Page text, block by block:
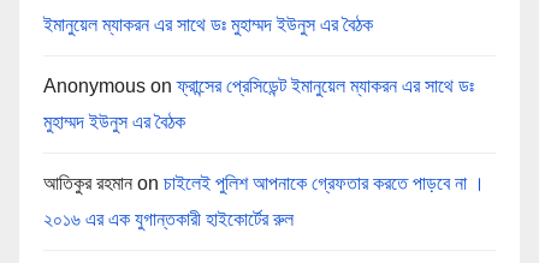
ইমানুয়েল ম্যাকরন এর সাথে ডঃ মুহাম্মদ ইউনুস এর বৈঠক
Anonymous onফ্রান্সের প্রেসিডেন্ট ইমানুয়েল ম্যাকরন এর সাথে ডঃ
মুহাম্মদ ইউনুস এর বৈঠক
আতিকুর রহমান on চাইলেই পুলিশ আপনাকে গ্রেফতার করতে পাড়বে না ।
২০১৬ এর এক যুগান্তকারী হাইকোর্টের রুল